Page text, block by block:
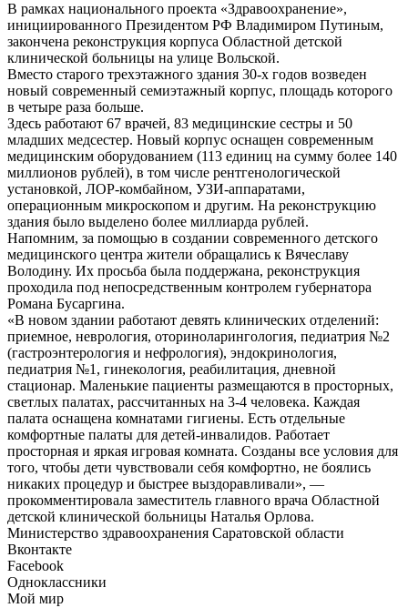
В рамках национального проекта «Здравоохранение»,
инициированного Президентом РФ Владимиром Путиным,
закончена реконструкция корпуса Областной детской
клинической больницы на улице Вольской.
Вместо старого трехэтажного здания 30-х годов возведен
новый современный семиэтажный корпус, площадь которого
в четыре раза больше.
Здесь работают 67 врачей, 83 медицинские сестры и 50
младших медсестер. Новый корпус оснащен современным
медицинским оборудованием (113 единиц на сумму более 140
миллионов рублей), в том числе рентгенологической
установкой, ЛОР-комбайном, УЗИ-аппаратами,
операционным микроскопом и другим. На реконструкцию
здания было выделено более миллиарда рублей.
Напомним, за помощью в создании современного детского
медицинского центра жители обращались к Вячеславу
Володину. Их просьба была поддержана, реконструкция
проходила под непосредственным контролем губернатора
Романа Бусаргина.
«В новом здании работают девять клинических отделений:
приемное, неврология, оториноларингология, педиатрия №2
(гастроэнтерология и нефрология), эндокринология,
педиатрия №1, гинекология, реабилитация, дневной
стационар. Маленькие пациенты размещаются в просторных,
светлых палатах, рассчитанных на 3-4 человека. Каждая
палата оснащена комнатами гигиены. Есть отдельные
комфортные палаты для детей-инвалидов. Работает
просторная и яркая игровая комната. Созданы все условия для
того, чтобы дети чувствовали себя комфортно, не боялись
никаких процедур и быстрее выздоравливали», —
прокомментировала заместитель главного врача Областной
детской клинической больницы Наталья Орлова.
Министерство здравоохранения Саратовской области
Вконтакте
Facebook
Одноклассники
Мой мир